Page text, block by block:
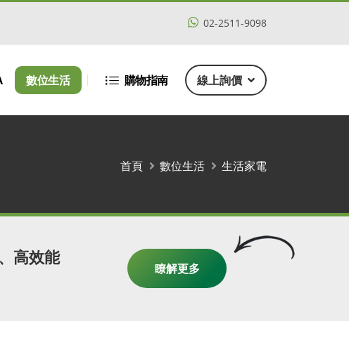
02-2511-9098
數位生活 購物指南 線上詢價
首頁 數位生活 生活家電
高效能
瞭解更多